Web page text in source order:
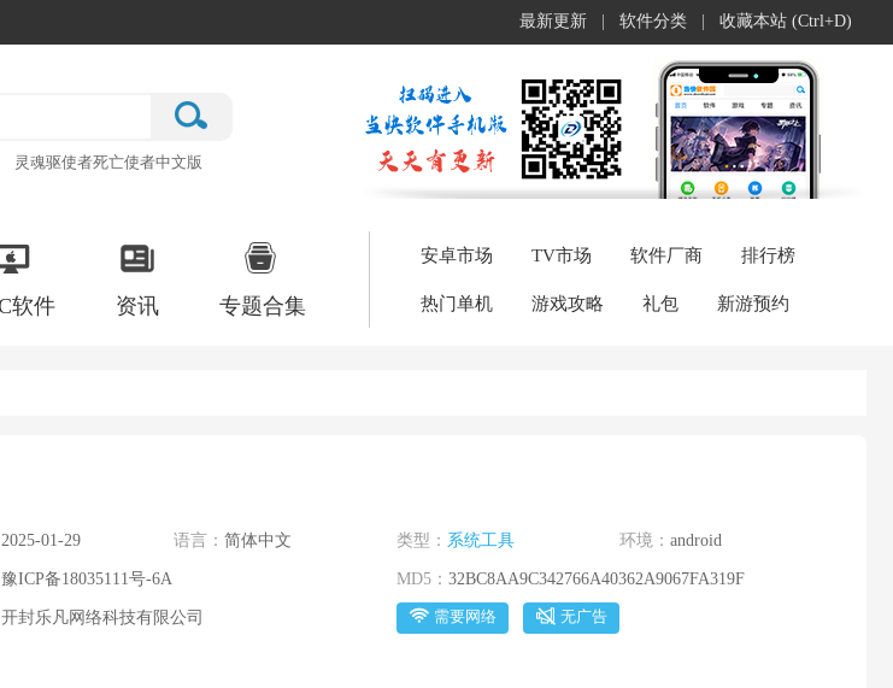
最新更新 软件分类 收藏本站 (Ctrl+D)
灵魂驱使者死亡使者中文版
软件 资讯 专题合集
安卓市场 TV市场 软件厂商 排行榜
热门单机 游戏攻略 礼包 新游预约
2025-01-29 语言： 简体中文 类型： 系统工具 环境： android
豫ICP备18035111号-6A MD5： 32BC8AA9C342766A40362A9067FA319F
开封乐凡网络科技有限公司 需要网络 无广告